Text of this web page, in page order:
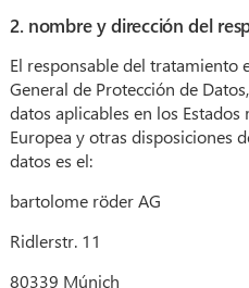
2. nombre y dirección del
El responsable del tratamiento
General de Protección de
datos aplicables en los
Europea y otras disposiciones
datos es el:
bartolome röder AG
Ridlerstr. 11
80339 Múnich